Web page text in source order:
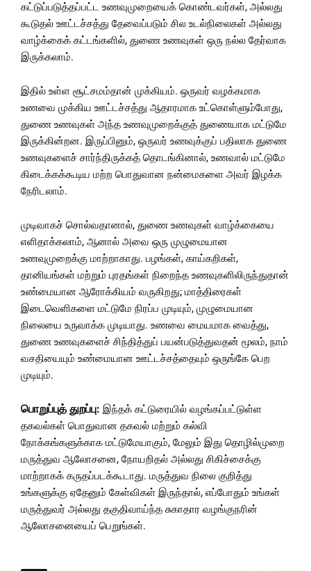
கட்டுப்படுத்தப்பட்ட உணவுமுறையைக் கொண்டவர்கள், அல்லது
கூடுதல் ஊட்டச்சத்து தேவைப்படும் சில உடல்நிலைகள் அல்லது
வாழ்க்கைக் கட்டங்களில், துணை உணவுகள் ஒரு நல்ல தேர்வாக
இருக்கலாம்.
இதில் உள்ள சூட்சமம்தான் முக்கியம். ஒருவர் வழக்கமாக
உணவை முக்கிய ஊட்டச்சத்து ஆதாரமாக உட்கொள்ளும்போது,
துணை உணவுகள் அந்த உணவுமுறைக்குத் துணையாக மட்டுமே
இருக்கின்றன. இருப்பினும், ஒருவர் உணவுக்குப் பதிலாக துணை
உணவுகளைச் சார்ந்திருக்கத் தொடங்கினால், உணவால் மட்டுமே
கிடைக்கக்கூடிய மற்ற பொதுவான நன்மைகளை அவர் இழக்க
நேரிடலாம்.
முடிவாகச் சொல்வதானால், துணை உணவுகள் வாழ்க்கையை
எளிதாக்கலாம், ஆனால் அவை ஒரு முழுமையான
உணவுமுறைக்கு மாற்றாகாது. பழங்கள், காய்கறிகள்,
தானியங்கள் மற்றும் புரதங்கள் நிறைந்த உணவுகளிலிருந்துதான்
உண்மையான ஆரோக்கியம் வருகிறது; மாத்திரைகள்
இடைவெளிகளை மட்டுமே நிரப்ப முடியும், முழுமையான
நிலையை உருவாக்க முடியாது. உணவை மையமாக வைத்து,
துணை உணவுகளைச் சிந்தித்துப் பயன்படுத்துவதன் மூலம், நாம்
வசதியையும் உண்மையான ஊட்டச்சத்தையும் ஒருங்கே பெற
முடியும்.
பொறுப்புத் துறப்பு: இந்தக் கட்டுரையில் வழங்கப்பட்டுள்ள
தகவல்கள் பொதுவான தகவல் மற்றும் கல்வி
நோக்கங்களுக்காக மட்டுமேயாகும், மேலும் இது தொழில்முறை
மருத்துவ ஆலோசனை, நோயறிதல் அல்லது சிகிச்சைக்கு
மாற்றாகக் கருதப்படக்கூடாது. மருத்துவ நிலை குறித்து
உங்களுக்கு ஏதேனும் கேள்விகள் இருந்தால், எப்போதும் உங்கள்
மருத்துவர் அல்லது தகுதிவாய்ந்த சுகாதார வழங்குநரின்
ஆலோசனையைப் பெறுங்கள்.